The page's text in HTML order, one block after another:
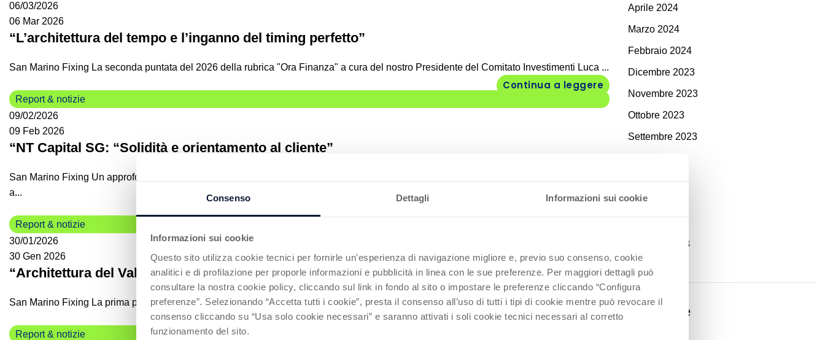
Consenso Dettagli Informazioni sui cookie
Informazioni sui cookie
Questo sito utilizza cookie tecnici per fornirle un’esperienza di navigazione migliore e, previo suo consenso, cookie
analitici e di profilazione per proporle informazioni e pubblicità in linea con le sue preferenze. Per maggiori dettagli può
consultare la nostra cookie policy, cliccando sul link in fondo al sito o impostare le preferenze cliccando “Configura
preferenze”. Selezionando “Accetta tutti i cookie”, presta il consenso all’uso di tutti i tipi di cookie mentre può revocare il
consenso cliccando su “Usa solo cookie necessari” e saranno attivati i soli cookie tecnici necessari al corretto
funzionamento del sito.
06/03/2026
06 Mar 2026
“L’architettura del tempo e l’inganno del timing perfetto”
San Marino Fixing La seconda puntata del 2026 della rubrica "Ora Finanza" a cura del nostro Presidente del Comitato Investimenti Luca ...
Continua a leggere
Report & notizie
09/02/2026
09 Feb 2026
“NT Capital SG: “Solidità e orientamento al cliente”
San Marino Fixing Un approfondimento dedicato al modello di NT Capital SG, che mette al centro solidità, indipendenza e orientamento
a...
Report & notizie
30/01/2026
30 Gen 2026
“Architettura del Valore 2026: oltre l’euforia dei mega trend”
San Marino Fixing La prima puntata del 2026 della rubrica "Ora Finanza" a cura del nostro Presidente del Comitato Investimenti Luca Za...
Continua a leggere
Report & notizie
Aprile 2024
Marzo 2024
Febbraio 2024
Dicembre 2023
Novembre 2023
Ottobre 2023
Settembre 2023
Luglio 2023
Giugno 2023
Gennaio 2023
Categorie